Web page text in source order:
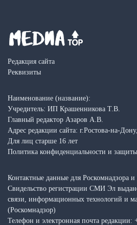
Редакция сайта
Реквизиты
Наименование (название):
Учредитель: ИП Крашенникова Т.В.
Главный редактор Азаров А.В.
Адрес редакции сайта: г.Ростова-на-
Для лиц старше 16 лет
Политика конфиденциальности и
Контактные данные для Роскомнадзора и
Свидельство регистрации СМИ Эл
связи, информационных технологий и
(Роскомнадзор)
Телефон и электронная почта редакции: